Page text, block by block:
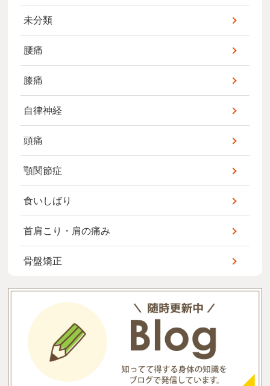
未分類
腰痛
膝痛
自律神経
頭痛
顎関節症
食いしばり
首肩こり・肩の痛み
骨盤矯正